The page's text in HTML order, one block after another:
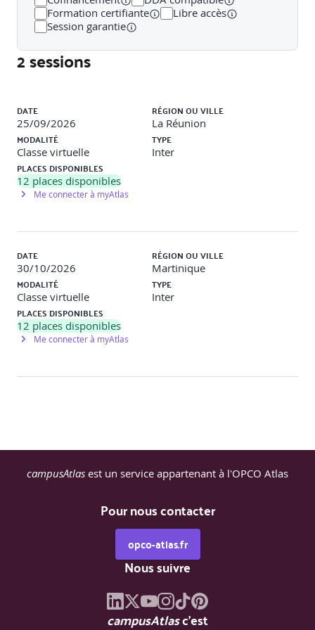
Formation certifiante
Libre accès
Session garantie
2 sessions
DATE
25/09/2026
RÉGION OU VILLE
La Réunion
MODALITÉ
Classe virtuelle
TYPE
Inter
PLACES DISPONIBLES
12 places disponibles
Me connecter à myAtlas
DATE
30/10/2026
RÉGION OU VILLE
Martinique
MODALITÉ
Classe virtuelle
TYPE
Inter
PLACES DISPONIBLES
12 places disponibles
Me connecter à myAtlas
campusAtlas est un service appartenant à l'OPCO Atlas
Pour nous contacter
opco-atlas.fr
Nous suivre
campusAtlasc'est